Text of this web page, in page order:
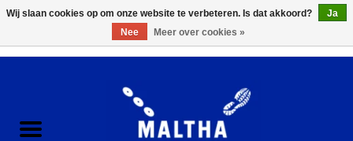
ACCESSOIRES/HARDWARE
Wij slaan cookies op om onze website te verbeteren. Is dat akkoord?
Ja
Nee
Meer over cookies »